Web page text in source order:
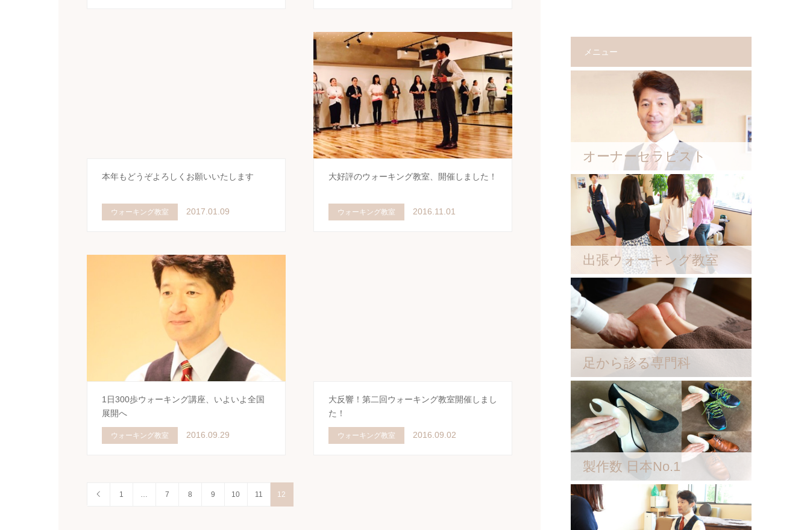
本年もどうぞよろしくお願いいたします
ウォーキング教室 2017.01.09
大好評のウォーキング教室、開催しました！
ウォーキング教室 2016.11.01
1日300歩ウォーキング講座、いよいよ全国
展開へ
ウォーキング教室 2016.09.29
大反響！第二回ウォーキング教室開催しまし
た！
ウォーキング教室 2016.09.02
1 … 7 8 9 10 11 12
メニュー
オーナーセラピスト
出張ウォーキング教室
足から診る専門科
製作数 日本No.1